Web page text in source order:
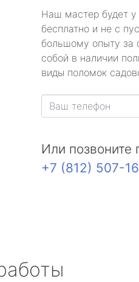
Наш мастер будет
бесплатно и не с
большому опыту за
собой в наличии
виды поломок
Или позвоните
+7 (812) 507-